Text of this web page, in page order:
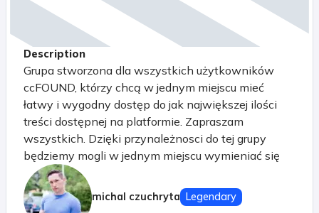
Description
Grupa stworzona dla wszystkich użytkowników
ccFOUND, którzy chcą w jednym miejscu mieć
łatwy i wygodny dostęp do jak największej ilości
treści dostępnej na platformie. Zapraszam
wszystkich. Dzięki przynależnosci do tej grupy
będziemy mogli w jednym miejscu wymieniać się
pytaniami i informacjami na różne tematy.
Tematyka grupy dowolna. Swobodna wymiana
poglądów. Zachęcam do subskrybowania i
michal czuchryta Legendary